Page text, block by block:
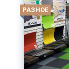
РАЗНОЕ